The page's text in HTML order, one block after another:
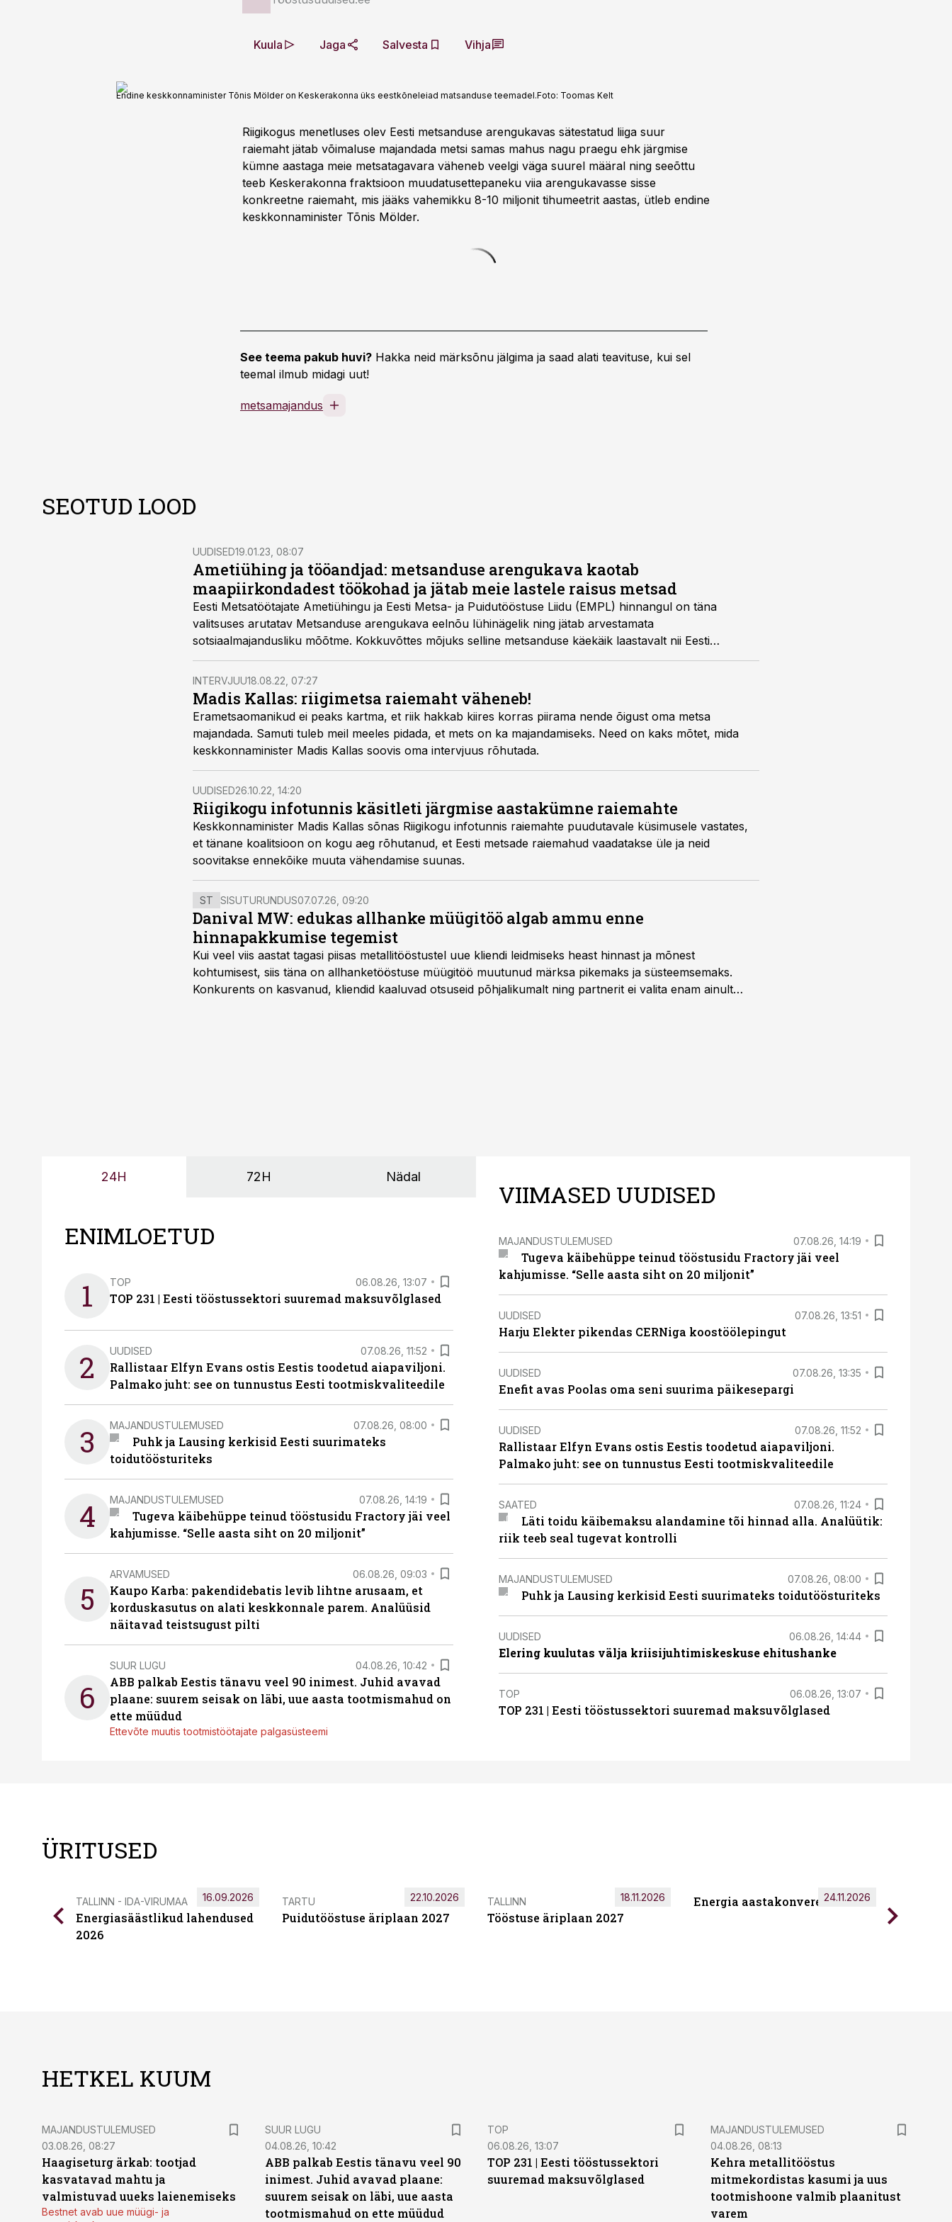
Kuula Jaga Salvesta Vihja
Endine keskkonnaminister Tõnis Mölder on Keskerakonna üks eestkõneleiad matsanduse teemadel.Foto: Toomas Kelt
Riigikogus menetluses olev Eesti metsanduse arengukavas sätestatud liiga suur
raiemaht jätab võimaluse majandada metsi samas mahus nagu praegu ehk järgmise
kümne aastaga meie metsatagavara väheneb veelgi väga suurel määral ning seeõttu
teeb Keskerakonna fraktsioon muudatusettepaneku viia arengukavasse sisse
konkreetne raiemaht, mis jääks vahemikku 8-10 miljonit tihumeetrit aastas, ütleb endine
keskkonnaminister Tõnis Mölder.
See teema pakub huvi? Hakka neid märksõnu jälgima ja saad alati teavituse, kui sel
teemal ilmub midagi uut!
metsamajandus
SEOTUD LOOD
UUDISED19.01.23, 08:07
Ametiühing ja tööandjad: metsanduse arengukava kaotab
maapiirkondadest töökohad ja jätab meie lastele raisus metsad
Eesti Metsatöötajate Ametiühingu ja Eesti Metsa- ja Puidutööstuse Liidu (EMPL) hinnangul on täna
valitsuses arutatav Metsanduse arengukava eelnõu lühinägelik ning jätab arvestamata
sotsiaalmajandusliku mõõtme. Kokkuvõttes mõjuks selline metsanduse käekäik laastavalt nii Eesti
metsadele kui maapiirkondade elanike toimetulekule.
INTERVJUU18.08.22, 07:27
Madis Kallas: riigimetsa raiemaht väheneb!
Erametsaomanikud ei peaks kartma, et riik hakkab kiires korras piirama nende õigust oma metsa
majandada. Samuti tuleb meil meeles pidada, et mets on ka majandamiseks. Need on kaks mõtet, mida
keskkonnaminister Madis Kallas soovis oma intervjuus rõhutada.
UUDISED26.10.22, 14:20
Riigikogu infotunnis käsitleti järgmise aastakümne raiemahte
Keskkonnaminister Madis Kallas sõnas Riigikogu infotunnis raiemahte puudutavale küsimusele vastates,
et tänane koalitsioon on kogu aeg rõhutanud, et Eesti metsade raiemahud vaadatakse üle ja neid
soovitakse ennekõike muuta vähendamise suunas.
ST SISUTURUNDUS07.07.26, 09:20
Danival MW: edukas allhanke müügitöö algab ammu enne
hinnapakkumise tegemist
Kui veel viis aastat tagasi piisas metallitööstustel uue kliendi leidmiseks heast hinnast ja mõnest
kohtumisest, siis täna on allhanketööstuse müügitöö muutunud märksa pikemaks ja süsteemsemaks.
Konkurents on kasvanud, kliendid kaaluvad otsuseid põhjalikumalt ning partnerit ei valita enam ainult
24H 72H Nädal
ENIMLOETUD
1 TOP 06.08.26, 13:07
TOP 231 | Eesti tööstussektori suuremad maksuvõlglased
2 UUDISED 07.08.26, 11:52
Rallistaar Elfyn Evans ostis Eestis toodetud aiapaviljoni.
Palmako juht: see on tunnustus Eesti tootmiskvaliteedile
3 MAJANDUSTULEMUSED 07.08.26, 08:00
Puhk ja Lausing kerkisid Eesti suurimateks
toidutöösturiteks
4 MAJANDUSTULEMUSED 07.08.26, 14:19
Tugeva käibehüppe teinud tööstusidu Fractory jäi veel
kahjumisse. “Selle aasta siht on 20 miljonit”
5
ARVAMUSED 06.08.26, 09:03
Kaupo Karba: pakendidebatis levib lihtne arusaam, et
korduskasutus on alati keskkonnale parem. Analüüsid
näitavad teistsugust pilti
6
SUUR LUGU 04.08.26, 10:42
ABB palkab Eestis tänavu veel 90 inimest. Juhid avavad
plaane: suurem seisak on läbi, uue aasta tootmismahud on
ette müüdud
Ettevõte muutis tootmistöötajate palgasüsteemi
VIIMASED UUDISED
MAJANDUSTULEMUSED 07.08.26, 14:19
Tugeva käibehüppe teinud tööstusidu Fractory jäi veel
kahjumisse. “Selle aasta siht on 20 miljonit”
UUDISED 07.08.26, 13:51
Harju Elekter pikendas CERNiga koostöölepingut
UUDISED 07.08.26, 13:35
Enefit avas Poolas oma seni suurima päikesepargi
UUDISED 07.08.26, 11:52
Rallistaar Elfyn Evans ostis Eestis toodetud aiapaviljoni.
Palmako juht: see on tunnustus Eesti tootmiskvaliteedile
SAATED 07.08.26, 11:24
Läti toidu käibemaksu alandamine tõi hinnad alla. Analüütik:
riik teeb seal tugevat kontrolli
MAJANDUSTULEMUSED 07.08.26, 08:00
Puhk ja Lausing kerkisid Eesti suurimateks toidutöösturiteks
UUDISED 06.08.26, 14:44
Elering kuulutas välja kriisijuhtimiskeskuse ehitushanke
TOP 06.08.26, 13:07
TOP 231 | Eesti tööstussektori suuremad maksuvõlglased
ÜRITUSED
TALLINN - IDA-VIRUMAA
Energiasäästlikud lahendused
2026
16.09.2026 TARTU
Puidutööstuse äriplaan 2027
22.10.2026 TALLINN
Tööstuse äriplaan 2027
18.11.2026 Energia aastakonverents 2026
24.11.2026
HETKEL KUUM
MAJANDUSTULEMUSED
03.08.26, 08:27
Haagiseturg ärkab: tootjad
kasvatavad mahtu ja
valmistuvad uueks laienemiseks
Bestnet avab uue müügi- ja
SUUR LUGU
04.08.26, 10:42
ABB palkab Eestis tänavu veel 90
inimest. Juhid avavad plaane:
suurem seisak on läbi, uue aasta
tootmismahud on ette müüdud
TOP
06.08.26, 13:07
TOP 231 | Eesti tööstussektori
suuremad maksuvõlglased
MAJANDUSTULEMUSED
04.08.26, 08:13
Kehra metallitööstus
mitmekordistas kasumi ja uus
tootmishoone valmib plaanitust
varem